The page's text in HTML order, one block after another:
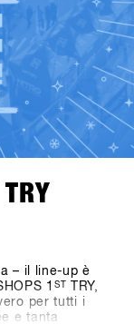
TRY
– il line-up è
1 ST
TRY,
per tutti i
e tanta